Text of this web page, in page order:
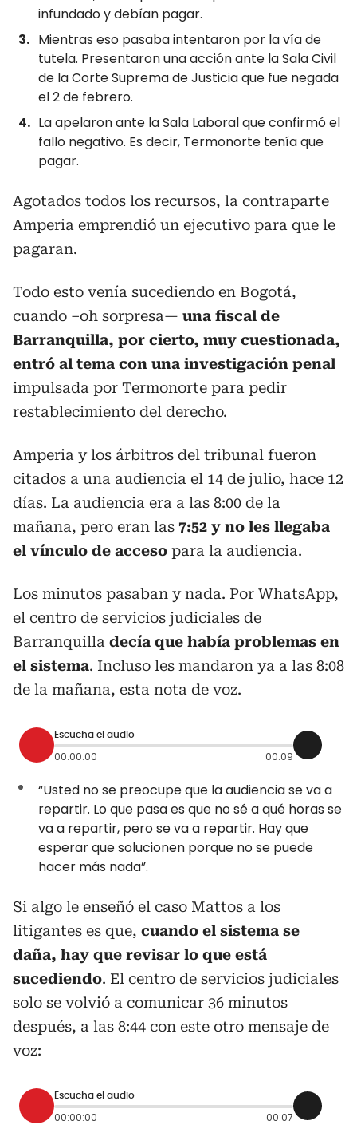
infundado y debían pagar.
Mientras eso pasaba intentaron por la vía de
tutela. Presentaron una acción ante la Sala Civil
de la Corte Suprema de Justicia que fue negada
el 2 de febrero.
La apelaron ante la Sala Laboral que confirmó el
fallo negativo. Es decir, Termonorte tenía que
pagar.
Agotados todos los recursos, la contraparte
Amperia emprendió un ejecutivo para que le
pagaran.
Todo esto venía sucediendo en Bogotá,
cuando –oh sorpresa— una fiscal de
Barranquilla, por cierto, muy cuestionada,
entró al tema con una investigación penal
impulsada por Termonorte para pedir
restablecimiento del derecho.
Amperia y los árbitros del tribunal fueron
citados a una audiencia el 14 de julio, hace 12
días. La audiencia era a las 8:00 de la
mañana, pero eran las 7:52 y no les llegaba
el vínculo de acceso para la audiencia.
Los minutos pasaban y nada. Por WhatsApp,
el centro de servicios judiciales de
Barranquilla decía que había problemas en
el sistema. Incluso les mandaron ya a las 8:08
de la mañana, esta nota de voz.
Escucha el audio
00:00:00 00:09
“Usted no se preocupe que la audiencia se va a
repartir. Lo que pasa es que no sé a qué horas se
va a repartir, pero se va a repartir. Hay que
esperar que solucionen porque no se puede
hacer más nada”.
Si algo le enseñó el caso Mattos a los
litigantes es que, cuando el sistema se
daña, hay que revisar lo que está
sucediendo. El centro de servicios judiciales
solo se volvió a comunicar 36 minutos
después, a las 8:44 con este otro mensaje de
voz:
Escucha el audio
00:00:00 00:07